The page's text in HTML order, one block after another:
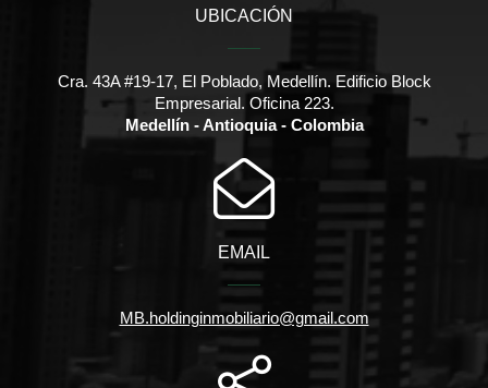
UBICACIÓN
Cra. 43A #19-17, El Poblado, Medellín. Edificio Block
Empresarial. Oficina 223.
Medellín - Antioquia - Colombia
EMAIL
MB.holdinginmobiliario@gmail.com